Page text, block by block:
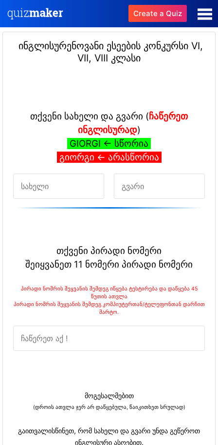
Create a Quiz
ინგლისურენოვანი ესეების კონკურსი VI,
VII, VIII კლასი
თქვენი სახელი და გვარი (ჩაწერეთ
ინგლისურად)
GIORGI <- სწორია
გიორგი <- არასწორია
თქვენი პირადი ნომერი
შეიყვანეთ 11 ნომერი პირადი ნომერი
პირადი ნომრის შეყვანის შემდეგ იწყება ტესტირება და დაწყება 45
წუთის ათვლა
პირადი ნომრის შეყვანის შემდეგ კომპიუტერთან/ტელეფონთან დარჩით
მარტო.
მოგესალმებით
(დროის ათვლა ჯერ არ დაწყებულა, წაიკითხეთ სრულად)
გაითვალისწინეთ, რომ სახელი და გვარი უნდა გეწეროთ
ინგლისური ასოებით.